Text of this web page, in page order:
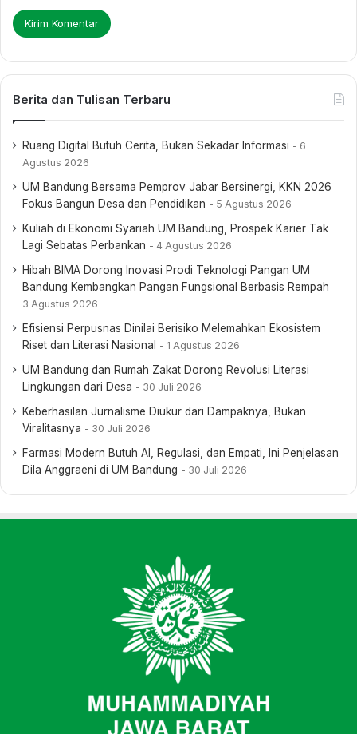
Berita dan Tulisan Terbaru
Ruang Digital Butuh Cerita, Bukan Sekadar Informasi
6
Agustus 2026
UM Bandung Bersama Pemprov Jabar Bersinergi, KKN 2026
Fokus Bangun Desa dan Pendidikan
5 Agustus 2026
Kuliah di Ekonomi Syariah UM Bandung, Prospek Karier Tak
Lagi Sebatas Perbankan
4 Agustus 2026
Hibah BIMA Dorong Inovasi Prodi Teknologi Pangan UM
Bandung Kembangkan Pangan Fungsional Berbasis Rempah
3 Agustus 2026
Efisiensi Perpusnas Dinilai Berisiko Melemahkan Ekosistem
Riset dan Literasi Nasional
1 Agustus 2026
UM Bandung dan Rumah Zakat Dorong Revolusi Literasi
Lingkungan dari Desa
30 Juli 2026
Keberhasilan Jurnalisme Diukur dari Dampaknya, Bukan
Viralitasnya
30 Juli 2026
Farmasi Modern Butuh AI, Regulasi, dan Empati, Ini Penjelasan
Dila Anggraeni di UM Bandung
30 Juli 2026